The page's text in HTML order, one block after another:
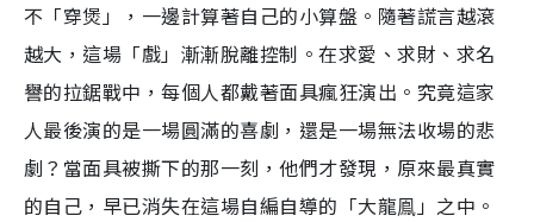
不「穿煲」，一邊計算著自己的小算盤。隨著謊言越滾
越大，這場「戲」漸漸脫離控制。在求愛、求財、求名
譽的拉鋸戰中，每個人都戴著面具瘋狂演出。究竟這家
人最後演的是一場圓滿的喜劇，還是一場無法收場的悲
劇？當面具被撕下的那一刻，他們才發現，原來最真實
的自己，早已消失在這場自編自導的「大龍鳯」之中。